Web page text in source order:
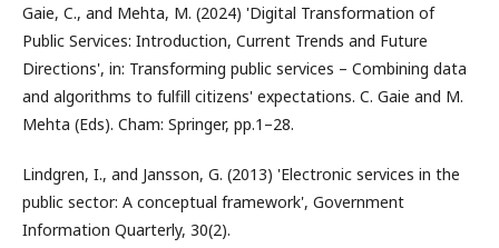
Gaie, C., and Mehta, M. (2024) 'Digital Transformation of
Public Services: Introduction, Current Trends and Future
Directions', in: Transforming public services – Combining data
and algorithms to fulfill citizens' expectations. C. Gaie and M.
Mehta (Eds). Cham: Springer, pp.1–28.
Lindgren, I., and Jansson, G. (2013) 'Electronic services in the
public sector: A conceptual framework', Government
Information Quarterly, 30(2).